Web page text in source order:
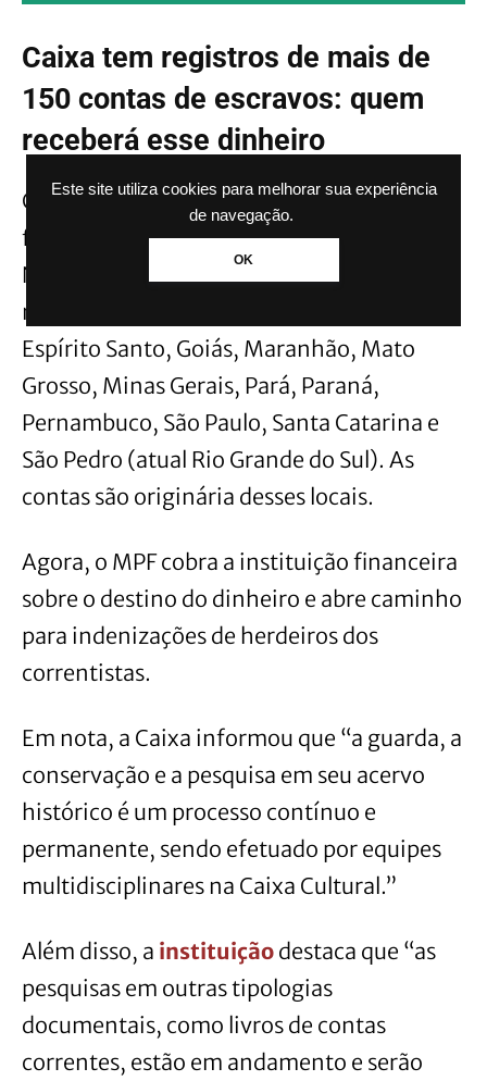
Este site utiliza cookies para melhorar sua experiência
de navegação.
OK
Caixa tem registros de mais de
150 contas de escravos: quem
receberá esse dinheiro
Conforme o Arquivo Nacional, as contas
foram criadas entre os anos de 1871 e 1877.
Nessa época, a Caixa já mantinha agências
nas províncias de Rio de Janeiro, Bahia,
Espírito Santo, Goiás, Maranhão, Mato
Grosso, Minas Gerais, Pará, Paraná,
Pernambuco, São Paulo, Santa Catarina e
São Pedro (atual Rio Grande do Sul). As
contas são originária desses locais.
Agora, o MPF cobra a instituição financeira
sobre o destino do dinheiro e abre caminho
para indenizações de herdeiros dos
correntistas.
Em nota, a Caixa informou que “a guarda, a
conservação e a pesquisa em seu acervo
histórico é um processo contínuo e
permanente, sendo efetuado por equipes
multidisciplinares na Caixa Cultural.”
Além disso, a instituição destaca que “as
pesquisas em outras tipologias
documentais, como livros de contas
correntes, estão em andamento e serão